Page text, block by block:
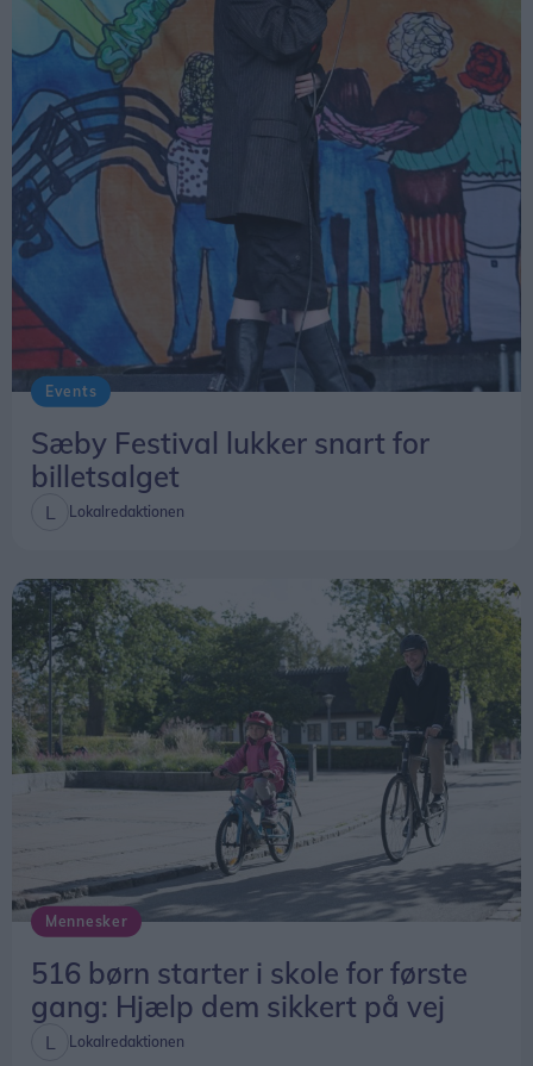
Events
Sæby Festival lukker snart for
billetsalget
Lokalredaktionen
Mennesker
516 børn starter i skole for første
gang: Hjælp dem sikkert på vej
Lokalredaktionen